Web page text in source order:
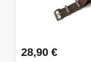
Montre Professionnel
cher28,90 €